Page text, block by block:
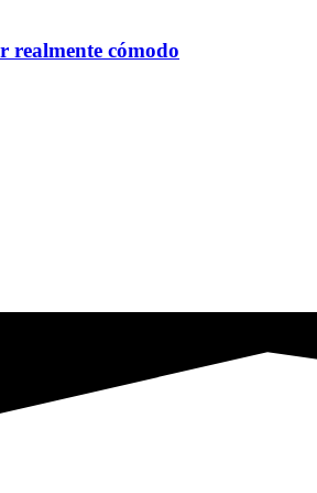
realmente cómodo